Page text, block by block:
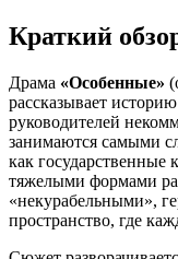
Краткий
Драма «Особенные»
рассказывает
руководителей
занимаются самыми
как государственные
тяжелыми формами
«некурабельными»,
пространство, где